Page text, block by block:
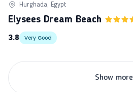
Hurghada, Egypt
Elysees Dream Beach
3.8
Very Good
Show more